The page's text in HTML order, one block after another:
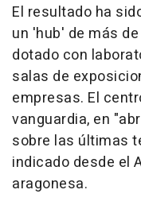
El resultado ha
un 'hub' de más
dotado con
salas de
empresas. El
vanguardia, en
sobre las últimas
indicado desde el
aragonesa.